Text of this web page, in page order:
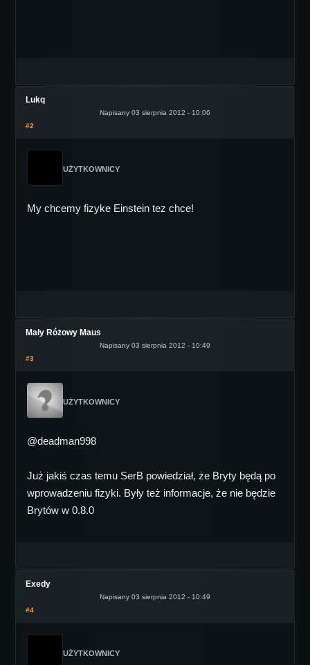
Lukq
Napisany 03 sierpnia 2012 - 10:06
#2
UŻYTKOWNICY
My chcemy fizyke Einstein tez chce!
Mały Różowy Maus
Napisany 03 sierpnia 2012 - 10:49
#3
UŻYTKOWNICY
@deadman998
Już jakiś czas temu SerB powiedział, że Bryty będą po
wprowadzeniu fizyki. Były też informacje, że nie będzie
Brytów w 0.8.0
Exedy
Napisany 03 sierpnia 2012 - 10:49
#4
UŻYTKOWNICY